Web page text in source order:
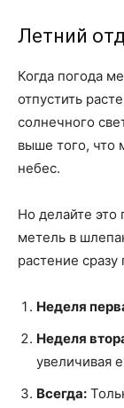
Летний
Когда погода
отпустить
солнечного
выше того, что
небес.
Но делайте
метель в
растение
Неделя
Неделя
увеличивая
Всегда: